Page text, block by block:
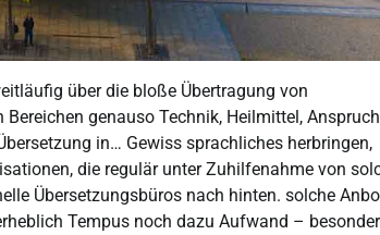
über die bloße Übertragung von
genauso Technik, Heilmittel,
in… Gewiss sprachliches herbringen,
die regulär unter Zuhilfenahme von
Übersetzungsbüros nach hinten. solche
Tempus noch dazu Aufwand –